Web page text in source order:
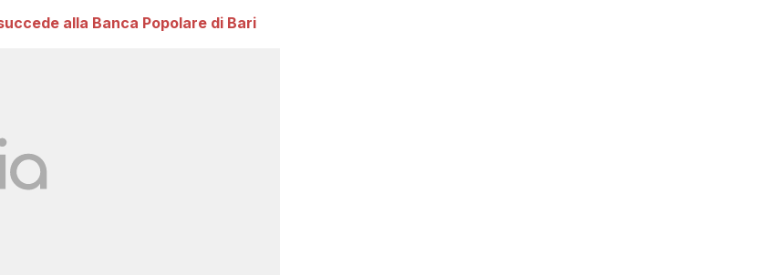
alla Banca Popolare di Bari